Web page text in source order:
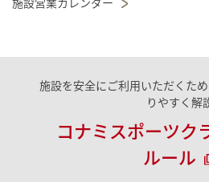
施設を安全にご利用いただくた
りやすく解
コナミスポーツク
ルール